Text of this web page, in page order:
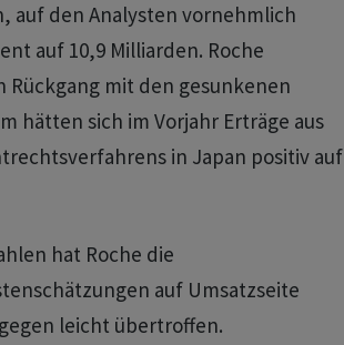
auf den Analysten vornehmlich
auf 10,9 Milliarden. Roche
mit den gesunkenen
hätten sich im Vorjahr Erträge aus
in Japan positiv auf
hat Roche die
auf Umsatzseite
leicht übertroffen.